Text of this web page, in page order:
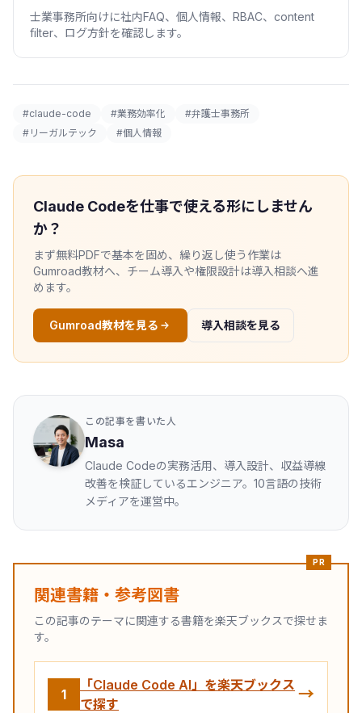
社内FAQ
士業事務所向けに社内FAQ、個人情報、RBAC、content
filter、ログ方針を確認します。
#claude-code #業務効率化
#弁護士事務所
#リーガルテック
#個人情報
Claude Codeを仕事で使える形にしません
か？
まず無料PDFで基本を固め、繰り返し使う作業は
Gumroad教材へ、チーム導入や権限設計は導入相談へ進
めます。
Gumroad教材を見る 導入相談を見る
この記事を書いた人
Masa
Claude Codeの実務活用、導入設計、収益導線
改善を検証しているエンジニア。10言語の技術
メディアを運営中。
PR
関連書籍・参考図書
この記事のテーマに関連する書籍を楽天ブックスで探せま
す。
1
「Claude Code AI」を楽天ブックス
で探す
→